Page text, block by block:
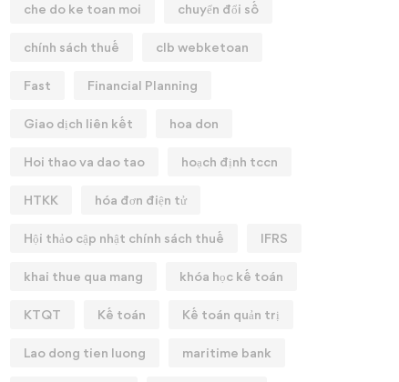
che do ke toan moi chuyển đổi số
chính sách thuế clb webketoan
Fast Financial Planning
Giao dịch liên kết hoa don
Hoi thao va dao tao hoạch định tccn
HTKK hóa đơn điện tử
Hội thảo cập nhật chính sách thuế IFRS
khai thue qua mang khóa học kế toán
KTQT Kế toán Kế toán quản trị
Lao dong tien luong maritime bank